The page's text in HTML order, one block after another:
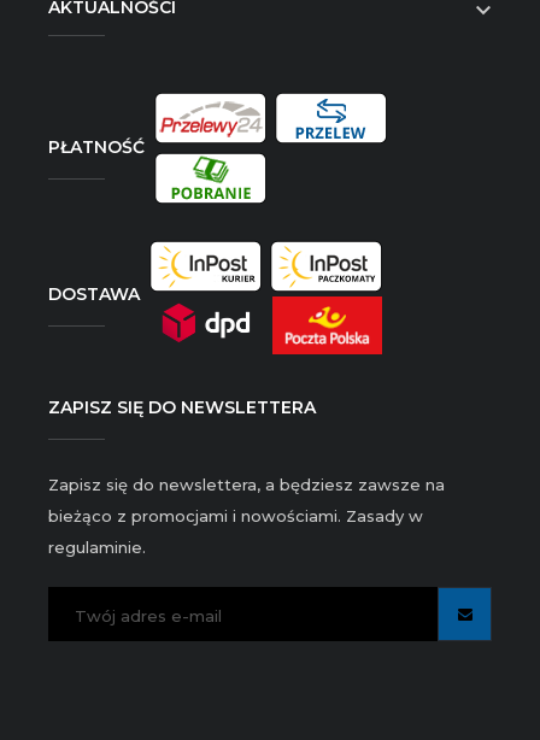
AKTUALNOŚCI 
PŁATNOŚĆ
DOSTAWA
ZAPISZ SIĘ DO NEWSLETTERA
Zapisz się do newslettera, a będziesz zawsze na
bieżąco z promocjami i nowościami. Zasady w
regulaminie.